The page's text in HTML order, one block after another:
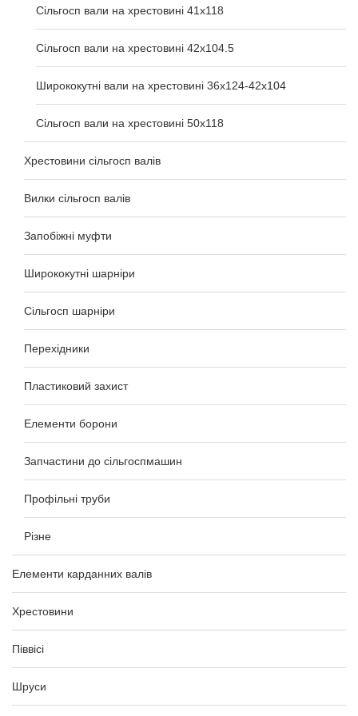
Сільгосп вали на хрестовині 41x118
Сільгосп вали на хрестовині 42x104.5
Ширококутні вали на хрестовині 36х124-42х104
Сільгосп вали на хрестовині 50x118
Хрестовини сільгосп валів
Вилки сільгосп валів
Запобіжні муфти
Ширококутні шарніри
Сільгосп шарніри
Перехідники
Пластиковий захист
Елементи борони
Запчастини до сільгоспмашин
Профільні труби
Різне
Елементи карданних валів
Хрестовини
Піввісі
Шруси